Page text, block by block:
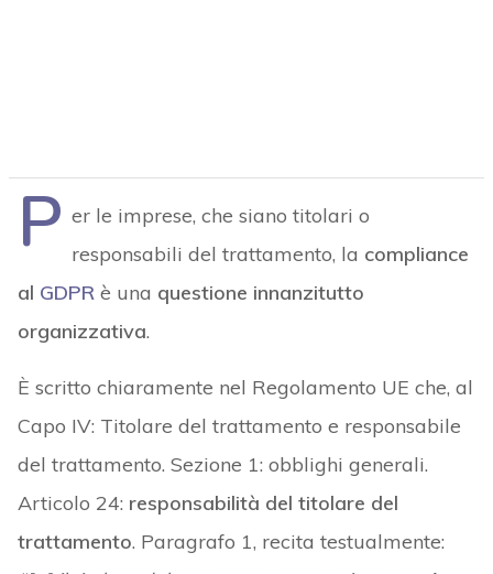
P er le imprese, che siano titolari o
responsabili del trattamento, la compliance
al GDPRè una questione innanzitutto
organizzativa.
È scritto chiaramente nel Regolamento UE che, al
Capo IV: Titolare del trattamento e responsabile
del trattamento. Sezione 1: obblighi generali.
Articolo 24: responsabilità del titolare del
trattamento. Paragrafo 1, recita testualmente: